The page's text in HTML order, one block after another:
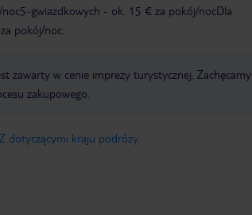
gwiazdkowych - ok. 15 € za pokój/nocDla
pokój/noc.
zawarty w cenie imprezy turystycznej. Zachęcamy
zakupowego.
dotyczącymi kraju podróży.